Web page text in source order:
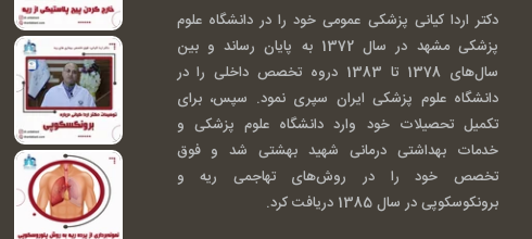
دکتر اردا کیانی پزشکی عمومی خود را در دانشگاه علوم
پزشکی مشهد در سال 1372 به پایان رساند و بین
سال‌های 1378 تا 1383 دروه تخصص داخلی را در
دانشگاه علوم پزشکی ایران سپری نمود. سپس، برای
تکمیل تحصیلات خود وارد دانشگاه علوم پزشکی و
خدمات بهداشتی درمانی شهید بهشتی شد و فوق
تخصص خود را در روش‌های تهاجمی ریه و
برونکوسکوپی در سال 1385 دریافت کرد.